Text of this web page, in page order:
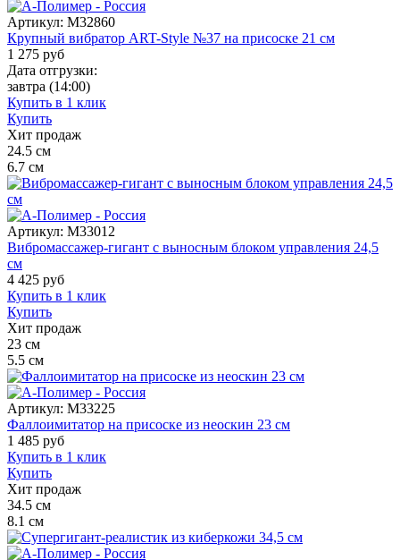
Артикул: M32860
Крупный вибратор ART-Style №37 на присоске 21 см
1 275 руб
Дата отгрузки:
завтра (14:00)
Купить в 1 клик
Купить
Хит продаж
24.5 см
6.7 см
Артикул: M33012
Вибромассажер-гигант с выносным блоком управления 24,5
см
4 425 руб
Купить в 1 клик
Купить
Хит продаж
23 см
5.5 см
Артикул: M33225
Фаллоимитатор на присоске из неоскин 23 см
1 485 руб
Купить в 1 клик
Купить
Хит продаж
34.5 см
8.1 см